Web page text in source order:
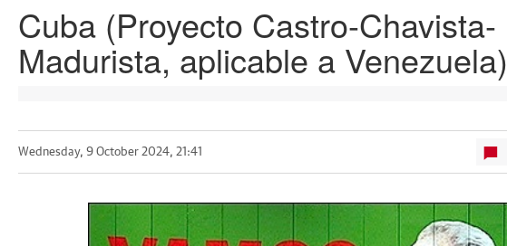
Cuba (Proyecto Castro-Chavista-
Madurista, aplicable a Venezuela)
Wednesday, 9 October 2024, 21:41